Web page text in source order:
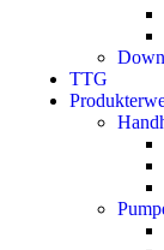
TTG